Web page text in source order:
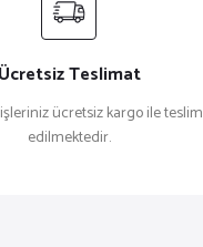
Ücretsiz Teslimat
ücretsiz kargo ile teslim
edilmektedir.